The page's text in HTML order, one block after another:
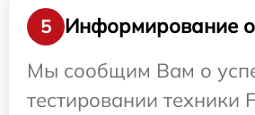
5
Информирование о
Мы сообщим Вам о
тестировании техники